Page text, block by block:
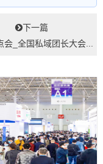
下一篇
会_全国私域团长大会...